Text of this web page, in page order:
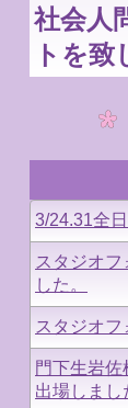
社会人
トを致
3/24.31全
スタジオ
した。
スタジオフ
門下生岩
出場しまし